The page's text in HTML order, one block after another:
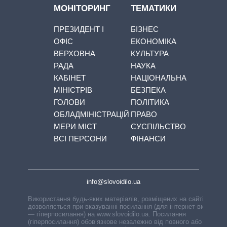
МОНІТОРИНГ
ПРЕЗИДЕНТ І
ОФІС
ВЕРХОВНА
РАДА
КАБІНЕТ
МІНІСТРІВ
ГОЛОВИ
ОБЛАДМІНІСТРАЦІЙ
МЕРИ МІСТ
ВСІ ПЕРСОНИ
ТЕМАТИКИ
БІЗНЕС
ЕКОНОМІКА
КУЛЬТУРА
НАУКА
НАЦІОНАЛЬНА
БЕЗПЕКА
ПОЛІТИКА
ПРАВО
СУСПІЛЬСТВО
ФІНАНСИ
info@slovoidilo.ua
Використання будь-яких матеріалів, розміщених на сайті,
дозволяється при вказуванні посилання (для інтернет-видань
— гіперпосилання) на www.slovoidilo.ua. Посилання
(гіперпосилання) обов’язкове незалежно від повного або